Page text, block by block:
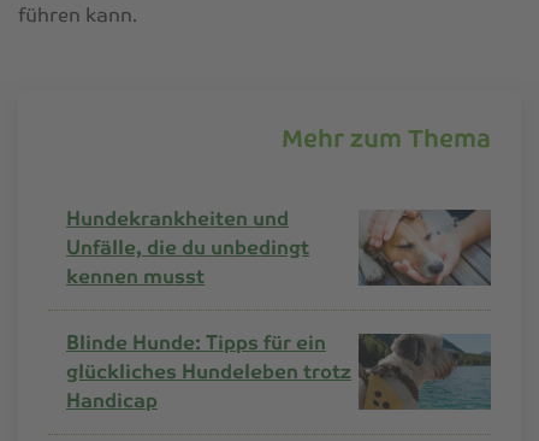
führen kann.
Mehr zum Thema
Hundekrankheiten und
Unfälle, die du unbedingt
kennen musst
Blinde Hunde: Tipps für ein
glückliches Hundeleben trotz
Handicap